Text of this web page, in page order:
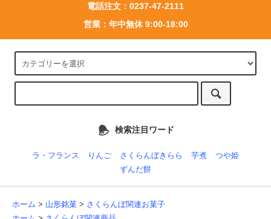
電話注文：0237-47-2111
営業：年中無休 9:00-18:00
検索注目ワード
ラ・フランス りんご さくらんぼきらら 芋煮
つや姫
ずんだ餅
ホーム > 山形銘菓 > さくらんぼ関連お菓子